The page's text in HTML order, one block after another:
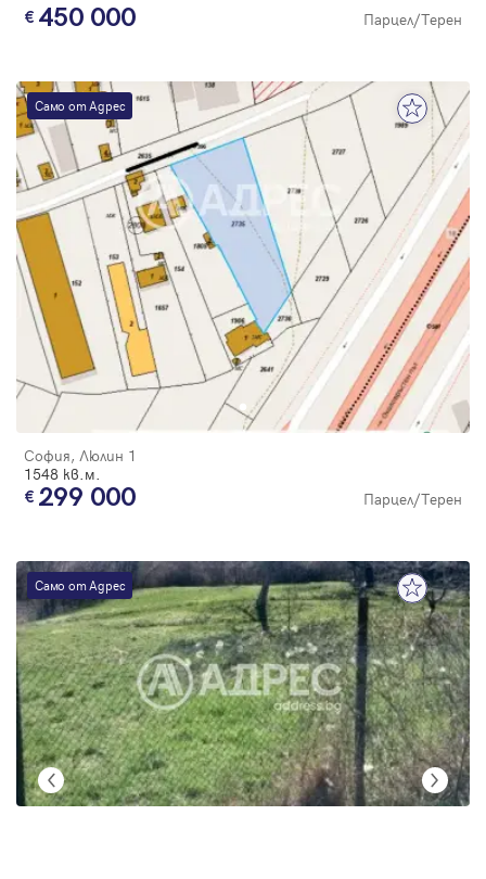
450 000 Парцел/Терен
Само от Адрес
София, Люлин 1
1548 кв.м.
299 000 Парцел/Терен
Само от Адрес